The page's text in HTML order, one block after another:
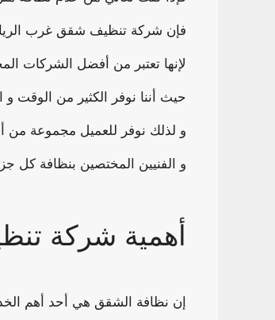
فإن شركة تنظيف شقق غرب
لإنها تعتبر من أفضل الشركات
حيث أننا نوفر الكثير من الوقت
و لذلك نوفر للعميل مجموعة من
و الفنيين المختصين بنظافة كل
أهمية شركة
إن نظافة الشقق هي أحد أهم